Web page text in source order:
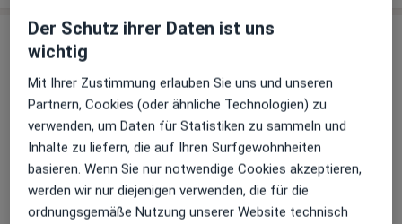
Praxen (3)
Adresse 1 Adresse 2 Adresse 3
Zahnarztpraxis Dres. Luhrenberg GbR
Aukammallee 39, Bierstadt, 65191Wiesbaden
Privatpraxis
Der Schutz ihrer Daten ist uns
wichtig
Mit Ihrer Zustimmung erlauben Sie uns und unseren
Partnern, Cookies (oder ähnliche Technologien) zu
verwenden, um Daten für Statistiken zu sammeln und
Inhalte zu liefern, die auf Ihren Surfgewohnheiten
basieren. Wenn Sie nur notwendige Cookies akzeptieren,
werden wir nur diejenigen verwenden, die für die
ordnungsgemäße Nutzung unserer Website technisch